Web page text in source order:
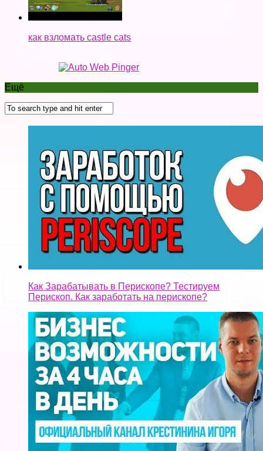
как взломать castle cats
Ещё
Как Зарабатывать в Перископе? Тестируем
Перископ. Как заработать на перископе?